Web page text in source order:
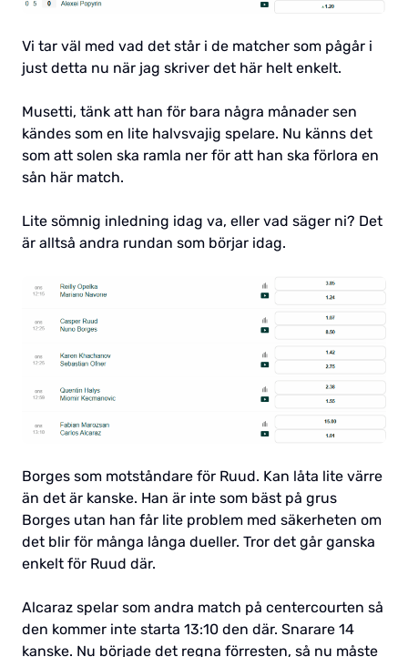
Vi tar väl med vad det står i de matcher som pågår i
just detta nu när jag skriver det här helt enkelt.
Musetti, tänk att han för bara några månader sen
kändes som en lite halvsvajig spelare. Nu känns det
som att solen ska ramla ner för att han ska förlora en
sån här match.
Lite sömnig inledning idag va, eller vad säger ni? Det
är alltså andra rundan som börjar idag.
Borges som motståndare för Ruud. Kan låta lite värre
än det är kanske. Han är inte som bäst på grus
Borges utan han får lite problem med säkerheten om
det blir för många långa dueller. Tror det går ganska
enkelt för Ruud där.
Alcaraz spelar som andra match på centercourten så
den kommer inte starta 13:10 den där. Snarare 14
kanske. Nu började det regna förresten, så nu måste